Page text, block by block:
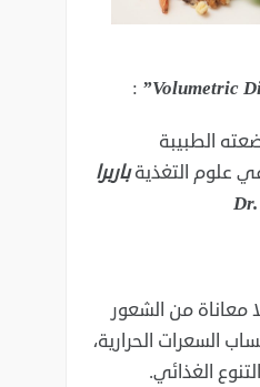
:
الطبيبة
في علوم التغذيةباربرا
معاناة من الشعور
السعرات الحرارية،
الغذائي.